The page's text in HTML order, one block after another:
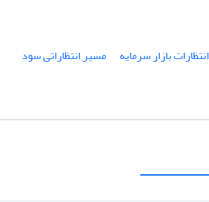
انتظارات بازار سرمایه
مسیر انتظاراتی سود